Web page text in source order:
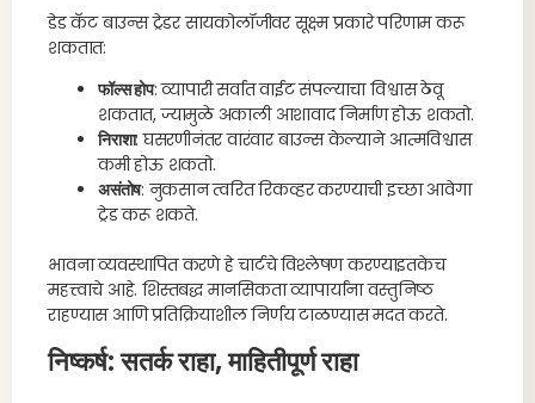
डेड कॅट बाउन्स ट्रेडर सायकोलॉजीवर सूक्ष्म प्रकारे परिणाम करू
शकतात:
फॉल्स होप: व्यापारी सर्वात वाईट संपल्याचा विश्वास ठेवू
शकतात, ज्यामुळे अकाली आशावाद निर्माण होऊ शकतो.
निराशा: घसरणीनंतर वारंवार बाउन्स केल्याने आत्मविश्वास
कमी होऊ शकतो.
असंतोष: नुकसान त्वरित रिकव्हर करण्याची इच्छा आवेगा
ट्रेड करू शकते.
भावना व्यवस्थापित करणे हे चार्टचे विश्लेषण करण्याइतकेच
महत्त्वाचे आहे. शिस्तबद्ध मानसिकता व्यापार्यांना वस्तुनिष्ठ
राहण्यास आणि प्रतिक्रियाशील निर्णय टाळण्यास मदत करते.
निष्कर्ष: सतर्क राहा, माहितीपूर्ण राहा